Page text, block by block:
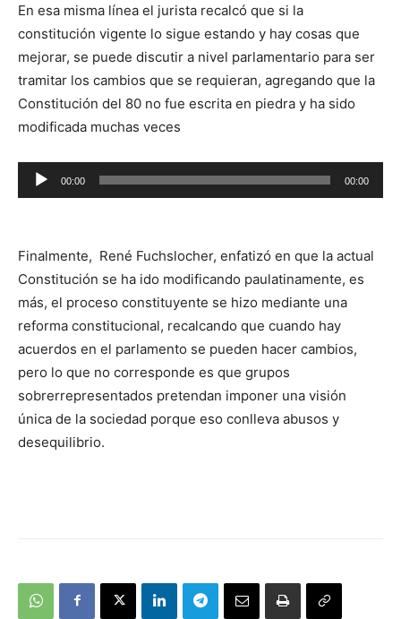
En esa misma línea el jurista recalcó que si la
constitución vigente lo sigue estando y hay cosas que
mejorar, se puede discutir a nivel parlamentario para ser
tramitar los cambios que se requieran, agregando que la
Constitución del 80 no fue escrita en piedra y ha sido
modificada muchas veces
Reproductor
de
00:00 00:00
Finalmente, René Fuchslocher, enfatizó en que la actual
Constitución se ha ido modificando paulatinamente, es
más, el proceso constituyente se hizo mediante una
reforma constitucional, recalcando que cuando hay
acuerdos en el parlamento se pueden hacer cambios,
pero lo que no corresponde es que grupos
sobrerrepresentados pretendan imponer una visión
única de la sociedad porque eso conlleva abusos y
desequilibrio.